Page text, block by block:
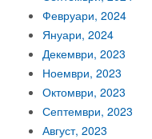
Февруари, 2024
Януари, 2024
Декември, 2023
Ноември, 2023
Октомври, 2023
Септември, 2023
Август, 2023